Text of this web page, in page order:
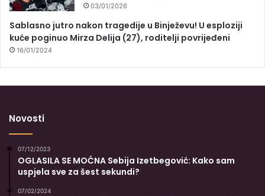
03/01/2026
Sablasno jutro nakon tragedije u Binježevu! U esploziji
kuće poginuo Mirza Delija (27), roditelji povrijeđeni
16/01/2024
Novosti
07/12/2023
OGLASILA SE MOĆNA Sebija Izetbegović: Kako sam
uspjela sve za šest sekundi?
07/02/2024